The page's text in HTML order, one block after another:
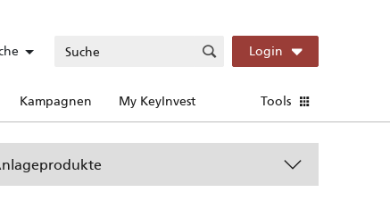
Login
Kampagnen My KeyInvest Tools